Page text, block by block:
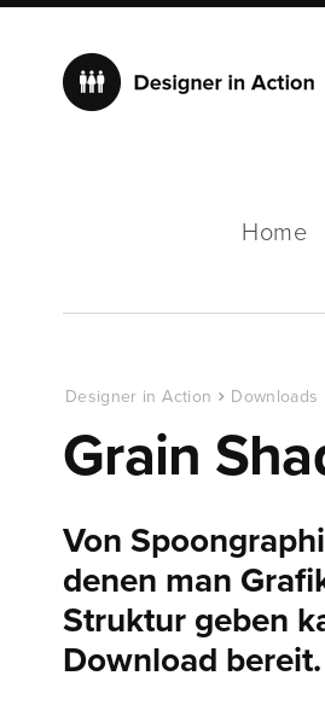
Home
Designer in Action Downloads
Grain
Von
denen man
Struktur geben
Download bereit.